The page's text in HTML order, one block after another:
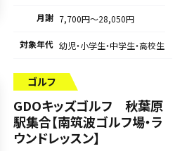
月謝 7,700円〜28,050円
対象年代 幼児・小学生・中学生・高校生
ゴルフ
GDOキッズゴルフ 秋葉原
駅集合【南筑波ゴルフ場・ラ
ウンドレッスン】